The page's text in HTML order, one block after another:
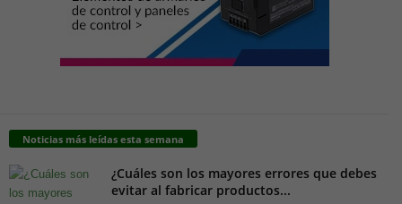
Noticias más leídas esta semana
¿Cuáles son los mayores errores que debes
evitar al fabricar productos...